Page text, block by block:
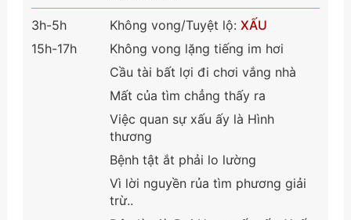
3h-5h
15h-17h
Không vong/Tuyệt lộ: XẤU
Không vong lặng tiếng im hơi
Cầu tài bất lợi đi chơi vắng nhà
Mất của tìm chẳng thấy ra
Việc quan sự xấu ấy là Hình
thương
Bệnh tật ắt phải lo lường
Vì lời nguyền rủa tìm phương giải
trừ..